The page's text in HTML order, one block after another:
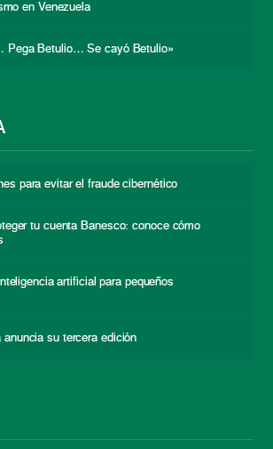
en Venezuela
Pega Betulio… Se cayó Betulio»
para evitar el fraude cibernético
tu cuenta Banesco: conoce cómo
artificial para pequeños
anuncia su tercera edición